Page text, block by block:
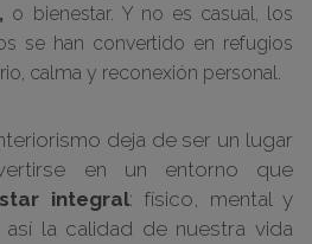
, o bienestar. Y no es casual, los
se han convertido en refugios
calma y reconexión personal.
deja de ser un lugar
en un entorno que
integral: físico, mental y
la calidad de nuestra vida